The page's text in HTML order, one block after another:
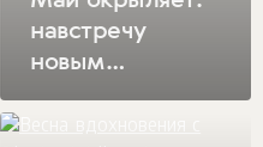
навстречу
новым